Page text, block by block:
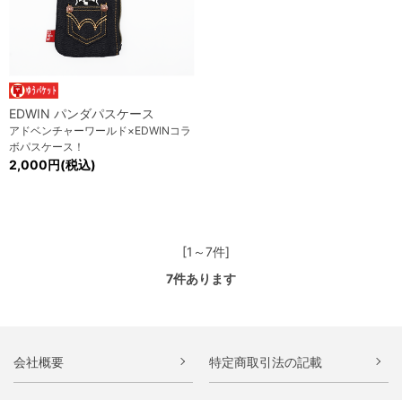
EDWIN パンダパスケース
アドベンチャーワールド×EDWINコラ
ボパスケース！
2,000円(税込)
[1～7件]
7件あります
会社概要 特定商取引法の記載